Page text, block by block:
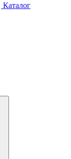
Каталог